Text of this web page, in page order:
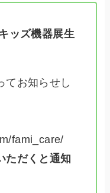
ッズ機器展生
てお知らせし
fami_care/
ただくと通知